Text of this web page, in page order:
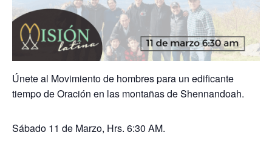
Únete al Movimiento de hombres para un edificante
tiempo de Oración en las montañas de Shennandoah.
Sábado 11 de Marzo, Hrs. 6:30 AM.